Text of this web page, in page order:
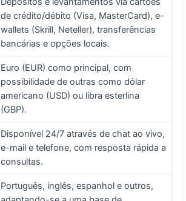
de crédito/débito (Visa, MasterCard), e-
wallets (Skrill, Neteller), transferências
bancárias e opções locais.
Euro (EUR) como principal, com
possibilidade de outras como dólar
americano (USD) ou libra esterlina
(GBP).
Disponível 24/7 através de chat ao vivo,
e-mail e telefone, com resposta rápida a
consultas.
Português, inglês, espanhol e outros,